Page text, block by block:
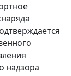
надзора